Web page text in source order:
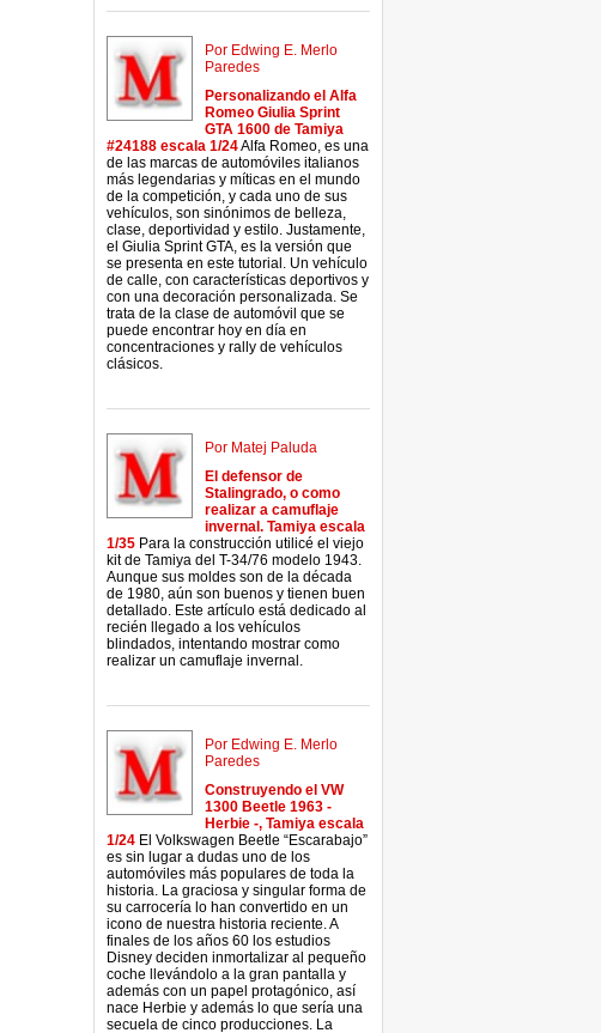
Por Edwing E. Merlo
Paredes
Personalizando el Alfa
Romeo Giulia Sprint
GTA 1600 de Tamiya
#24188 escala 1/24Alfa Romeo, es una
de las marcas de automóviles italianos
más legendarias y míticas en el mundo
de la competición, y cada uno de sus
vehículos, son sinónimos de belleza,
clase, deportividad y estilo. Justamente,
el Giulia Sprint GTA, es la versión que
se presenta en este tutorial. Un vehículo
de calle, con características deportivos y
con una decoración personalizada. Se
trata de la clase de automóvil que se
puede encontrar hoy en día en
concentraciones y rally de vehículos
clásicos.
Por Matej Paluda
El defensor de
Stalingrado, o como
realizar a camuflaje
invernal. Tamiya escala
1/35 Para la construcción utilicé el viejo
kit de Tamiya del T-34/76 modelo 1943.
Aunque sus moldes son de la década
de 1980, aún son buenos y tienen buen
detallado. Este artículo está dedicado al
recién llegado a los vehículos
blindados, intentando mostrar como
realizar un camuflaje invernal.
Por Edwing E. Merlo
Paredes
Construyendo el VW
1300 Beetle 1963 -
Herbie -, Tamiya escala
1/24 El Volkswagen Beetle “Escarabajo”
es sin lugar a dudas uno de los
automóviles más populares de toda la
historia. La graciosa y singular forma de
su carrocería lo han convertido en un
icono de nuestra historia reciente. A
finales de los años 60 los estudios
Disney deciden inmortalizar al pequeño
coche llevándolo a la gran pantalla y
además con un papel protagónico, así
nace Herbie y además lo que sería una
secuela de cinco producciones. La